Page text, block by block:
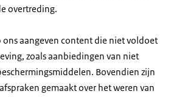
overtreding.
aangeven content die niet voldoet
zoals aanbiedingen van niet
Bovendien zijn
gemaakt over het weren van